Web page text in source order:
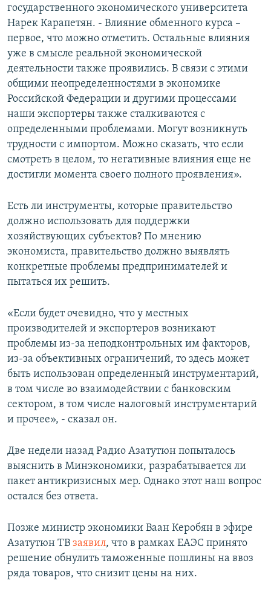
государственного экономического университета
Нарек Карапетян. - Влияние обменного курса –
первое, что можно отметить. Остальные влияния
уже в смысле реальной экономической
деятельности также проявились. В связи с этими
общими неопределенностями в экономике
Российской Федерации и другими процессами
наши экспортеры также сталкиваются с
определенными проблемами. Могут возникнуть
трудности с импортом. Можно сказать, что если
смотреть в целом, то негативные влияния еще не
достигли момента своего полного проявления».
Есть ли инструменты, которые правительство
должно использовать для поддержки
хозяйствующих субъектов? По мнению
экономиста, правительство должно выявлять
конкретные проблемы предпринимателей и
пытаться их решить.
«Если будет очевидно, что у местных
производителей и экспортеров возникают
проблемы из-за неподконтрольных им факторов,
из-за объективных ограничений, то здесь может
быть использован определенный инструментарий,
в том числе во взаимодействии с банковским
сектором, в том числе налоговый инструментарий
и прочее», - сказал он.
Две недели назад Радио Азатутюн попыталось
выяснить в Минэкономики, разрабатывается ли
пакет антикризисных мер. Однако этот наш вопрос
остался без ответа.
Позже министр экономики Ваан Керобян в эфире
Азатутюн ТВ заявил, что в рамках ЕАЭС принято
решение обнулить таможенные пошлины на ввоз
ряда товаров, что снизит цены на них.